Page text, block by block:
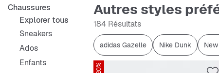
Chaussures
Explorer tous
Sneakers
Ados
Enfants
Autres styles
184 Résultats
adidas Gazelle Nike Dunk
-20%